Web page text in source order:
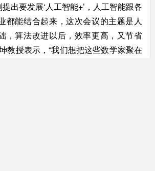
提出要发展‘人工智能+’，人工智能跟各
都能结合起来，这次会议的主题是人
，算法改进以后，效率更高，又节省
教授表示，“我们想把这些数学家聚在